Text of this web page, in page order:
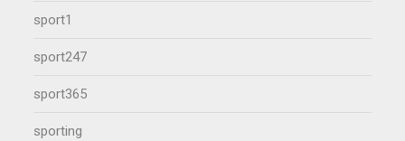
sport1
sport247
sport365
sporting